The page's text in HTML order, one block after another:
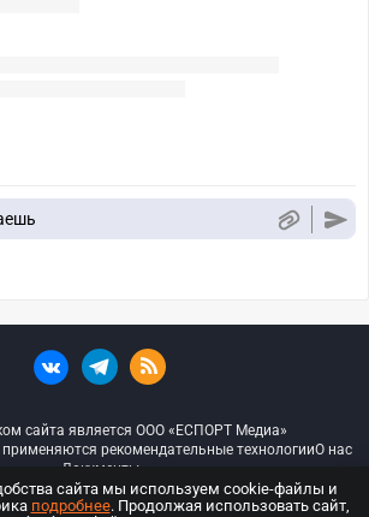
сайта является ООО «ЕСПОРТ Медиа»
рекомендательные технологииО нас
Документы
— Все права защищены
сайта мы используем cookie-файлы и
подробнее. Продолжая использовать сайт,